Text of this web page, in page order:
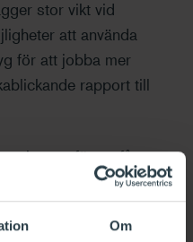
Om
stor vikt vid
att använda
för att jobba mer
rapport till
för att få ut mer
eller
lära oss mer om våra
och jobba